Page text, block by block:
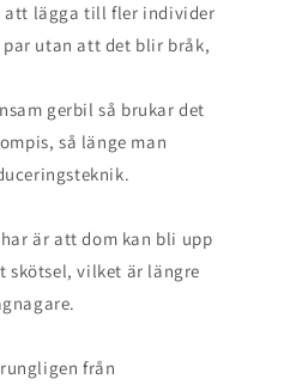
att lägga till fler individer
utan att det blir bråk,
gerbil så brukar det
så länge man
är att dom kan bli upp
skötsel, vilket är längre
från